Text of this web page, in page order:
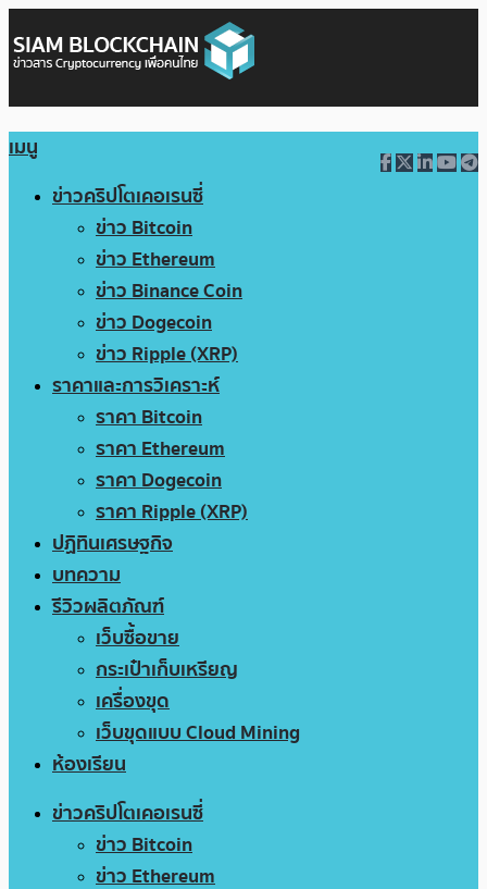
เมนู
ข่าวคริปโตเคอเรนซี่
ข่าว Bitcoin
ข่าว Ethereum
ข่าว Binance Coin
ข่าว Dogecoin
ข่าว Ripple (XRP)
ราคาและการวิเคราะห์
ราคา Bitcoin
ราคา Ethereum
ราคา Dogecoin
ราคา Ripple (XRP)
ปฏิทินเศรษฐกิจ
บทความ
รีวิวผลิตภัณฑ์
เว็บซื้อขาย
กระเป๋าเก็บเหรียญ
เครื่องขุด
เว็บขุดแบบ Cloud Mining
ห้องเรียน
ข่าวคริปโตเคอเรนซี่
ข่าว Bitcoin
ข่าว Ethereum